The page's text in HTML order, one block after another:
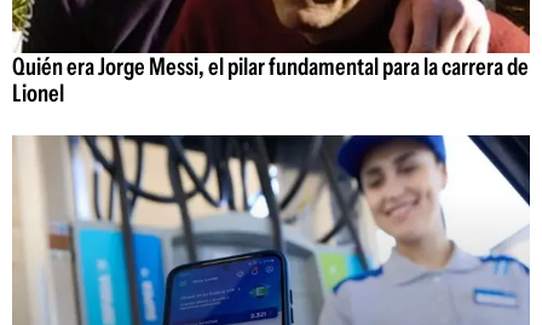
Quién era Jorge Messi, el pilar fundamental para la carrera de
Lionel